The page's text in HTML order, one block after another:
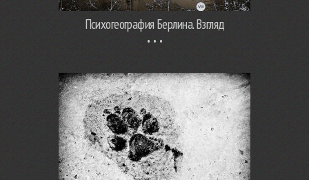
Психогеография Берлина. Взгляд